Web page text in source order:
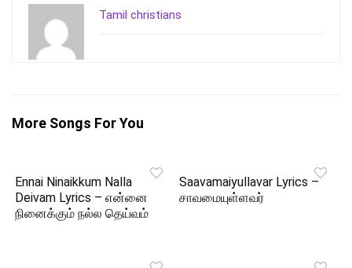
Tamil christians
More Songs For You
Ennai Ninaikkum Nalla
Deivam Lyrics – என்னை
நினைக்கும் நல்ல தெய்வம்
Saavamaiyullavar Lyrics –
சாவமையுள்ளவர்